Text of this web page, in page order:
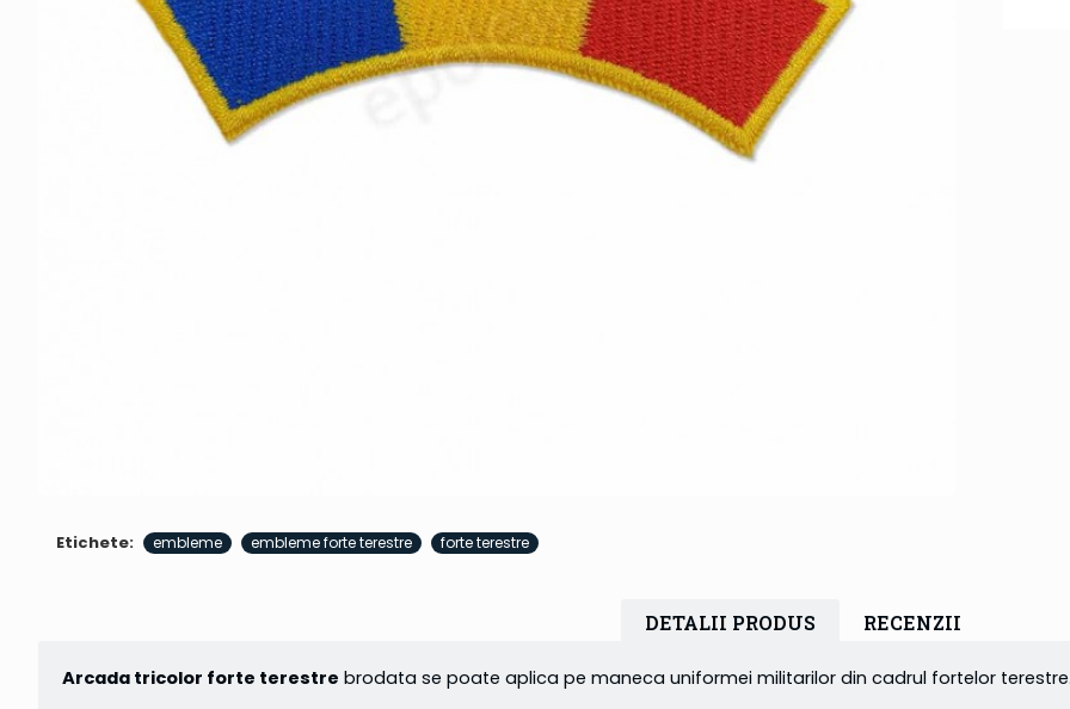
Etichete: embleme embleme forte terestre forte terestre
DETALII PRODUS RECENZII
Arcada tricolor forte terestre brodata se poate aplica pe maneca uniformei militarilor din cadrul fortelor